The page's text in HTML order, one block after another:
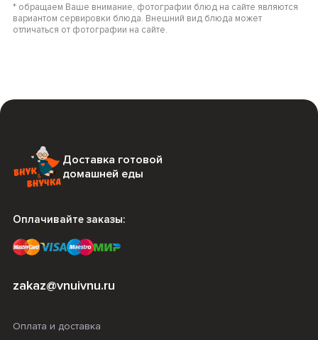
* обращаем Ваше внимание, фотографии блюд на сайте являются
вариантом сервировки блюда. Внешний вид блюда может
отличаться от фотографии на сайте.
Доставка готовой
домашней еды
Оплачивайте заказы:
zakaz@vnuivnu.ru
Оплата и доставка